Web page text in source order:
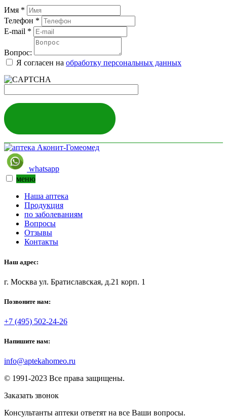
Имя *
Телефон *
E-mail *
Вопрос:
Я согласен на обработку персональных данных
whatsapp
меню
Наша аптека
Продукция
по заболеваниям
Вопросы
Отзывы
Контакты
Наш адрес:
г. Москва ул. Братиславская, д.21 корп. 1
Позвоните нам:
+7 (495) 502-24-26
Напишите нам:
info@aptekahomeo.ru
© 1991-2023 Все права защищены.
Заказать звонок
Консультанты аптеки ответят на все Ваши вопросы.